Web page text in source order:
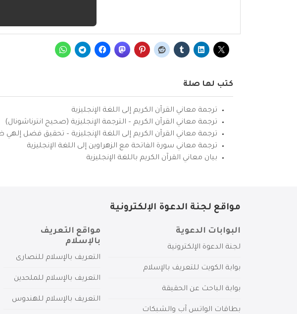
كتب لها صلة
ترجمة معاني القرآن الكريم إلى اللغة الإنجليزية
ترجمة معاني القرآن الكريم – الترجمة الإنجليزية (صحيح انترناشونال)
ترجمة معاني القرآن الكريم إلى اللغة الإنجليزية – تحقيق فضل إلهي
ترجمة معاني سورة الفاتحة مع الزهراوين إلى اللغة الإنجليزية
بيان معاني القرآن الكريم باللغة الإنجليزية
مواقع لجنة الدعوة الإلكترونية
البوابات الدعوية
لجنة الدعوة الإلكترونية
بوابة الكويت للتعريف بالإسلام
بوابة الباحث عن الحقيقة
بطاقات الواتس آب والشبكات
مواقع التعريف
بالإسلام
التعريف بالإسلام للنصارى
التعريف بالإسلام للملحدين
التعريف بالإسلام للهندوس